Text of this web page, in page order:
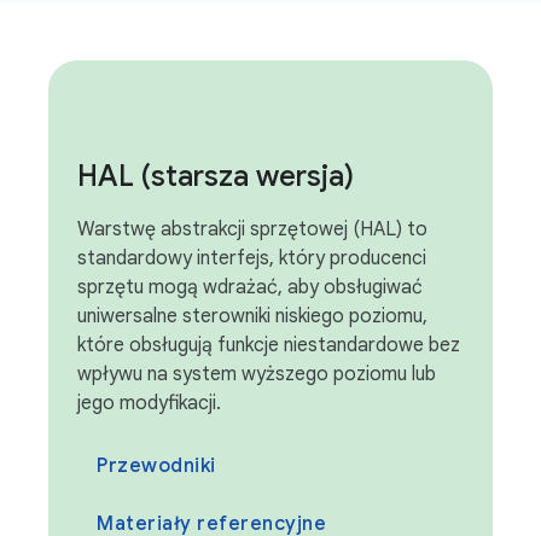
HAL (starsza wersja)
Warstwę abstrakcji sprzętowej (HAL) to
standardowy interfejs, który producenci
sprzętu mogą wdrażać, aby obsługiwać
uniwersalne sterowniki niskiego poziomu,
które obsługują funkcje niestandardowe bez
wpływu na system wyższego poziomu lub
jego modyfikacji.
Przewodniki
Materiały referencyjne